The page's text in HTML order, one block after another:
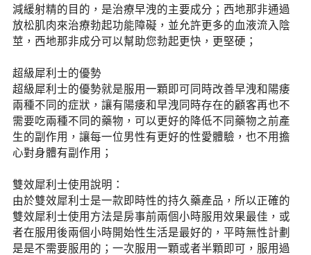
減緩射精的目的，是治療早洩的主要成分；西地那非通過
放松肌肉來治療勃起功能障礙，並允許更多的血液流入陰
莖，西地那非成分可以幫助您勃起更快，更堅硬；
超級犀利士的優勢
超級犀利士的優勢就是服用一顆即可同時改善早洩和陽痿
兩種不同的症狀，讓有陽痿和早洩同時存在的顧客再也不
需要吃兩種不同的藥物，可以更好的降低不同藥物之前產
生的副作用，讓每一位男性有更好的性愛體驗，也不用擔
心對身體有副作用；
雙效犀利士使用說明：
由於雙效犀利士是一款即時性的持久藥產品，所以正確的
雙效犀利士使用方法是房事前兩個小時服用效果最佳，或
者在服用後兩個小時開始性生活是最好的，平時無性計劃
是是不需要服用的；一次服用一顆或者半顆即可，服用過